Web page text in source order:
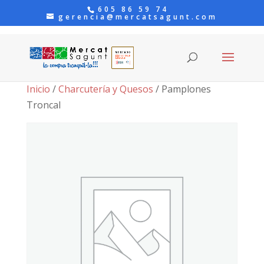
605 86 59 74
gerencia@mercatsagunt.com
Inicio /Charcutería y Quesos / Pamplones
Troncal